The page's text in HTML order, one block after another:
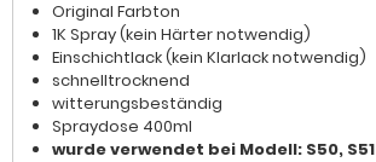
Original Farbton
1K Spray (kein Härter notwendig)
Einschichtlack (kein Klarlack notwendig)
schnelltrocknend
witterungsbeständig
Spraydose 400ml
wurde verwendet bei Modell: S50, S51